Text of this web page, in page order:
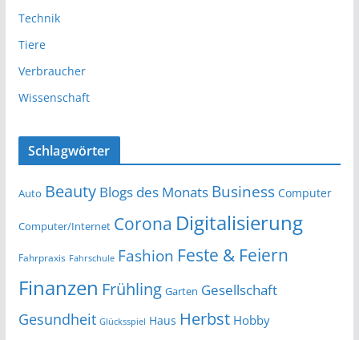
Technik
Tiere
Verbraucher
Wissenschaft
Schlagwörter
Auto Beauty Blogs des Monats Business Computer
Computer/Internet Corona Digitalisierung
Fahrpraxis Fahrschule Fashion Feste & Feiern
Finanzen Frühling Garten Gesellschaft
Gesundheit Glücksspiel Haus Herbst Hobby